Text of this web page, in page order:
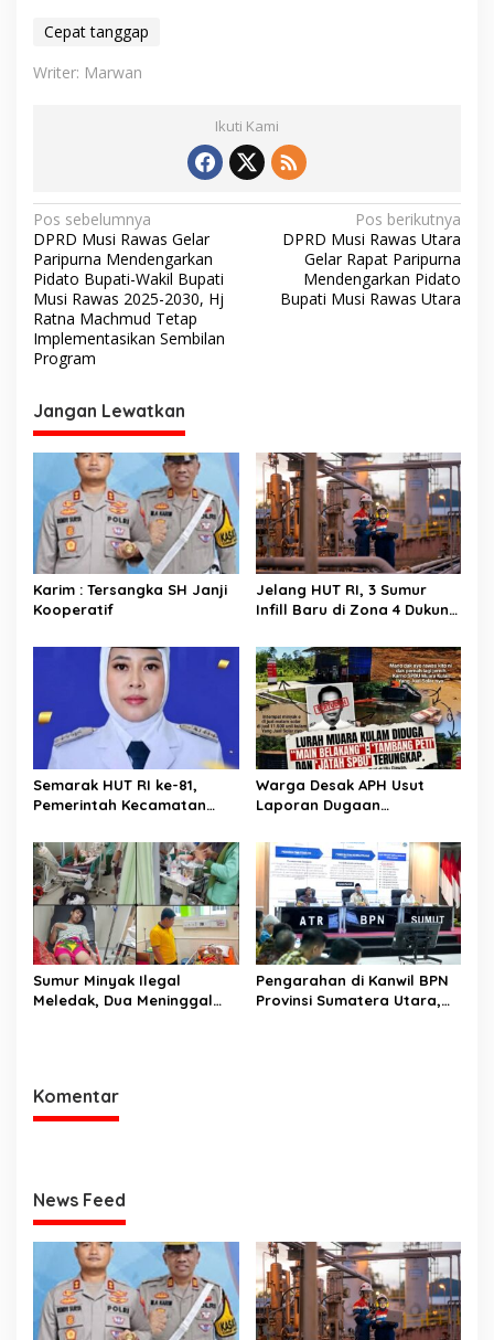
Cepat tanggap
Writer: Marwan
Ikuti Kami
N
a
v
i
g
s
i
o
s
Pos sebelumnya
DPRD Musi Rawas Gelar
Paripurna Mendengarkan
Pidato Bupati-Wakil Bupati
Musi Rawas 2025-2030, Hj
Ratna Machmud Tetap
Implementasikan Sembilan
Program
Pos berikutnya
DPRD Musi Rawas Utara
Gelar Rapat Paripurna
Mendengarkan Pidato
Bupati Musi Rawas Utara
Jangan Lewatkan
Karim : Tersangka SH Janji
Kooperatif
Jelang HUT RI, 3 Sumur
Infill Baru di Zona 4 Dukung
Semarak HUT RI ke-81,
Pemerintah Kecamatan
Lomba
Warga Desak APH Usut
Laporan Dugaan
Muara Kulam
Sumur Minyak Ilegal
Meledak, Dua Meninggal
Pengarahan di Kanwil BPN
Provinsi Sumatera Utara,
Komentar
News Feed